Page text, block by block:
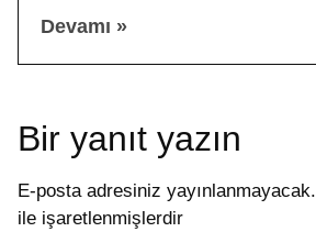
Devamı »
Bir yanıt yazın
E-posta adresiniz yayınlanmayacak.
ile işaretlenmişlerdir